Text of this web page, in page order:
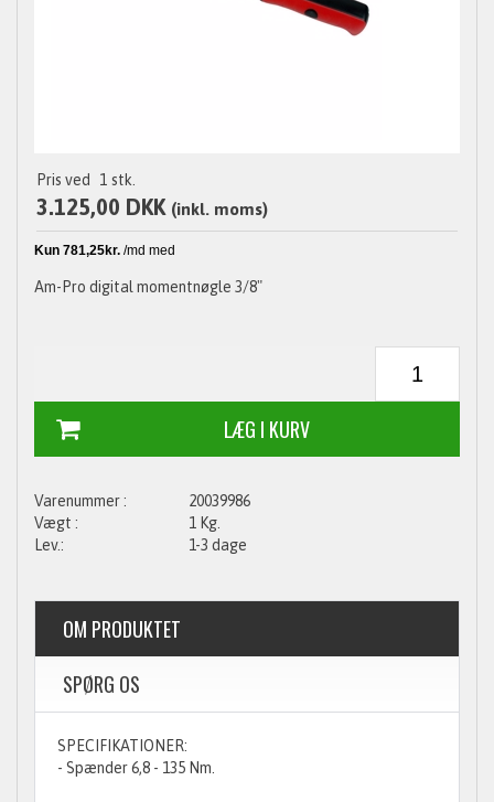
Pris ved 1 stk.
3.125,00 DKK (inkl. moms)
Am-Pro digital momentnøgle 3/8"
20039986
1 Kg.
1-3 dage
OM PRODUKTET
SPØRG OS
SPECIFIKATIONER:
- Spænder 6,8 - 135 Nm.